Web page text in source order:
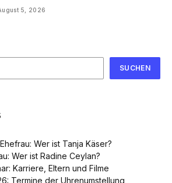
5, 2026
SUCHEN
Wer ist Tanja Käser?
Wer ist Radine Ceylan?
Karriere, Eltern und Filme
Termine der Uhrenumstellung